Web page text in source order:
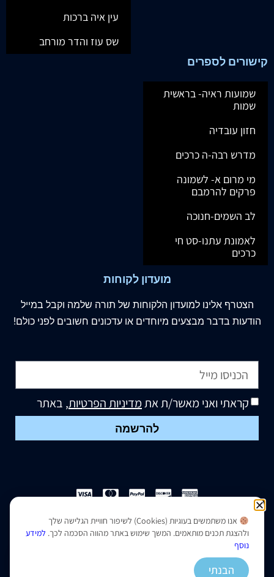
עין איה ברכות
שס עוז והדר מורחב
קישורים לספרים
שמועות ראיה- בראשית
שמות
חזון עובדיה
מדרש רבה-ה כרכים
מי מרום א- לשמונה
פרקים להרמבם
לב השמים-חנוכה
לאמונת עתנו-סט חי
כרכים
מועדון לקוחות
הצטרף אלינו למועדון הלקוחות של תורה שלמה וקבל במייל
הודעות בדבר מבצעים מיוחדים או עדכונים חשובים לפני כולם!
קראתי ואני מאשר/ת אתמדיניות הפרטיות, באתר
להרשמה
הצהרת נגישות|מדיניות פרטיות
נבנה ועוצב על ידי –
אנו משתמשים בעוגיות (Cookies) לשיפור חוויית הגלישה שלך
ולהצגת תכנים מותאמים. המשך שימוש באתר מהווה הסכמה לכך. למידע
נוסף
הבנתי